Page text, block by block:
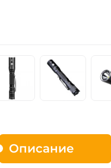
Описание